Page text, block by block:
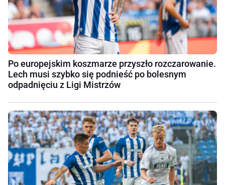
Po europejskim koszmarze przyszło rozczarowanie.
Lech musi szybko się podnieść po bolesnym
odpadnięciu z Ligi Mistrzów